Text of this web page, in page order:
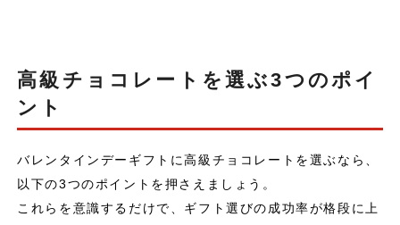
高級チョコレートを選ぶ3つのポイ
ント
バレンタインデーギフトに高級チョコレートを選ぶなら、
以下の3つのポイントを押さえましょう。
これらを意識するだけで、ギフト選びの成功率が格段に上